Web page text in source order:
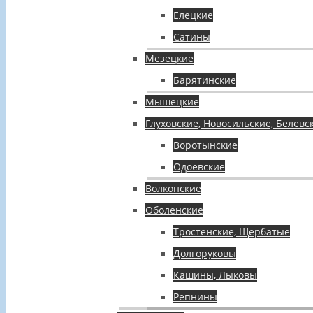
Елецкие
Сатины
Мезецкие
Барятинские
Мышецкие
Глуховские, Новосильские,
Воротынские
Одоевские
Волконские
Оболенские
Тростенские, Щербатые
Долгоруковы
Кашины, Лыковы
Репнины